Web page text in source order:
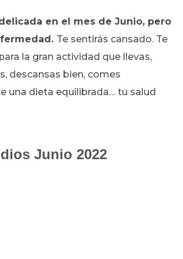
en el mes de Junio, pero
Te sentirás cansado. Te
la gran actividad que llevas,
descansas bien, comes
una dieta equilibrada… tu salud
Junio 2022